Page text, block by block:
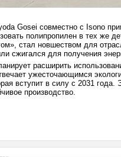
Gosei совместно с Isono
полипропилен в тех же
стал новшеством для
сжигался для получения
расширить
ужесточающимся
вступит в силу с 2031
производство.